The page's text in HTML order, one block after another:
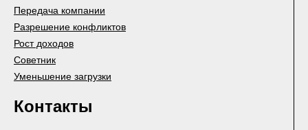
Передача компании
Разрешение конфликтов
Рост доходов
Советник
Уменьшение загрузки
Контакты